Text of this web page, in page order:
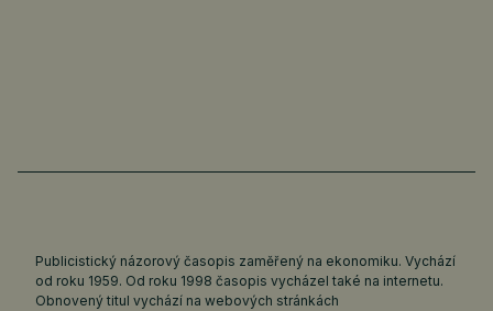
Publicistický názorový časopis zaměřený na ekonomiku. Vychází
od roku 1959. Od roku 1998 časopis vycházel také na internetu.
Obnovený titul vychází na webových stránkách